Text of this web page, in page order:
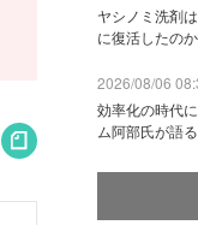
ヤシノミ洗剤
に復活したの
2026/08/06
効率化の時代
ム阿部氏が語